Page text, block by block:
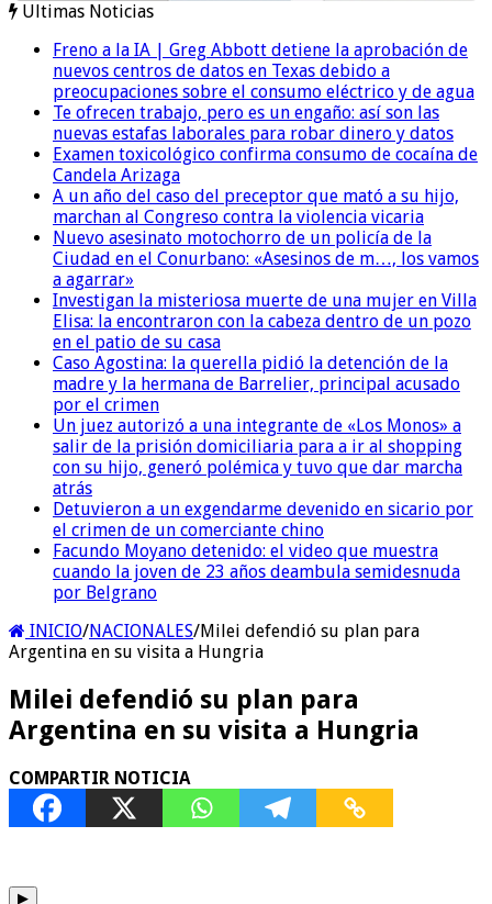
Ultimas Noticias
Freno a la IA | Greg Abbott detiene la aprobación de
nuevos centros de datos en Texas debido a
preocupaciones sobre el consumo eléctrico y de agua
Te ofrecen trabajo, pero es un engaño: así son las
nuevas estafas laborales para robar dinero y datos
Examen toxicológico confirma consumo de cocaína de
Candela Arizaga
A un año del caso del preceptor que mató a su hijo,
marchan al Congreso contra la violencia vicaria
Nuevo asesinato motochorro de un policía de la
Ciudad en el Conurbano: «Asesinos de m…, los vamos
a agarrar»
Investigan la misteriosa muerte de una mujer en Villa
Elisa: la encontraron con la cabeza dentro de un pozo
en el patio de su casa
Caso Agostina: la querella pidió la detención de la
madre y la hermana de Barrelier, principal acusado
por el crimen
Un juez autorizó a una integrante de «Los Monos» a
salir de la prisión domiciliaria para a ir al shopping
con su hijo, generó polémica y tuvo que dar marcha
atrás
Detuvieron a un exgendarme devenido en sicario por
el crimen de un comerciante chino
Facundo Moyano detenido: el video que muestra
cuando la joven de 23 años deambula semidesnuda
por Belgrano
INICIO/NACIONALES/Milei defendió su plan para
Argentina en su visita a Hungria
Milei defendió su plan para
Argentina en su visita a Hungria
COMPARTIR NOTICIA
▶